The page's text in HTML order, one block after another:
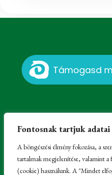
Fontosnak tartjuk adatai
A böngészési élmény fokozása, a
tartalmak megjelenítése, valamint a
(cookie) használunk. A "Mindet
Támogasd
© Erdélyi Károly,